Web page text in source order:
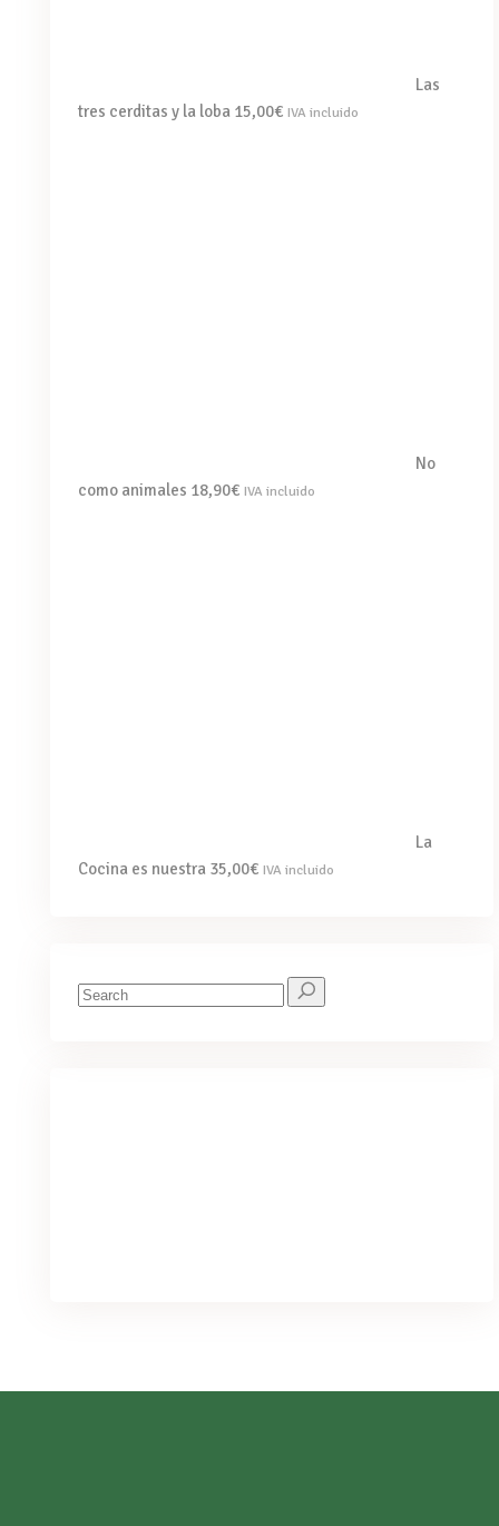
Las
tres cerditas y la loba 15,00€ IVA incluido
No
como animales 18,90€ IVA incluido
La
Cocina es nuestra 35,00€ IVA incluido
Search